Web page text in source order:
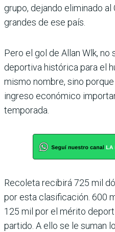
grupo, dejando elimi­nado
grandes de ese país.
Pero el gol de Allan Wlk, no
deportiva histórica para el
mismo nombre, sino
ingreso económico
temporada.
Recoleta recibirá 725 mil
por esta clasificación. 600
125 mil por el mérito
partido. A ello se le suman